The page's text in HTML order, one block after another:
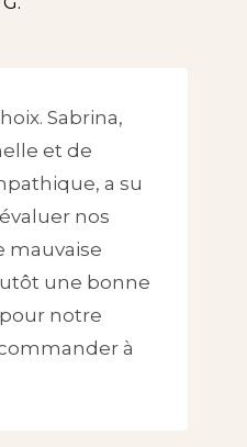
Sabrina,
et de
a su
nos
mauvaise
une bonne
notre
à